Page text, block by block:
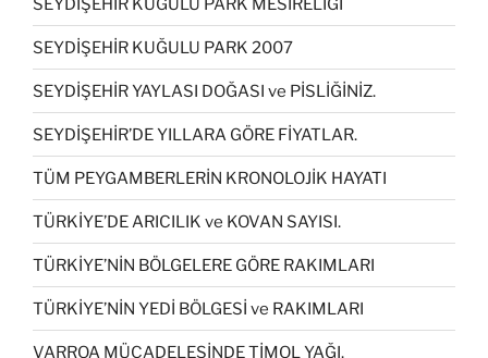
SEYDİŞEHİR KUĞULU PARK 2007
SEYDİŞEHİR YAYLASI DOĞASI ve PİSLİĞİNİZ.
SEYDİŞEHİR’DE YILLARA GÖRE FİYATLAR.
TÜM PEYGAMBERLERİN KRONOLOJİK HAYATI
TÜRKİYE’DE ARICILIK ve KOVAN SAYISI.
TÜRKİYE’NİN BÖLGELERE GÖRE RAKIMLARI
TÜRKİYE’NİN YEDİ BÖLGESİ ve RAKIMLARI
VARROA MÜCADELESİNDE TİMOL YAĞI.